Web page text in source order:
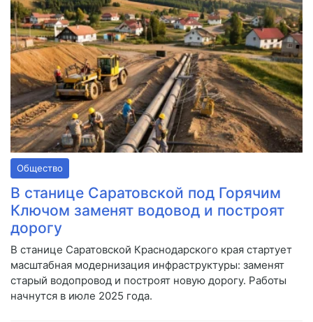
Общество
В станице Саратовской под Горячим
Ключом заменят водовод и построят
дорогу
В станице Саратовской Краснодарского края стартует
масштабная модернизация инфраструктуры: заменят
старый водопровод и построят новую дорогу. Работы
начнутся в июле 2025 года.